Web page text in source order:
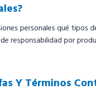
personales qué tipos
responsabilidad por
Y Términos